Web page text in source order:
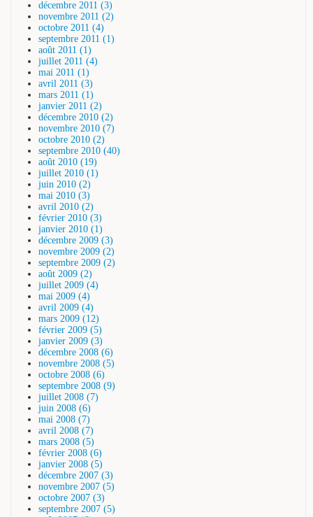
décembre 2011 (3)
novembre 2011 (2)
octobre 2011 (4)
septembre 2011 (1)
août 2011 (1)
juillet 2011 (4)
mai 2011 (1)
avril 2011 (3)
mars 2011 (1)
janvier 2011 (2)
décembre 2010 (2)
novembre 2010 (7)
octobre 2010 (2)
septembre 2010 (40)
août 2010 (19)
juillet 2010 (1)
juin 2010 (2)
mai 2010 (3)
avril 2010 (2)
février 2010 (3)
janvier 2010 (1)
décembre 2009 (3)
novembre 2009 (2)
septembre 2009 (2)
août 2009 (2)
juillet 2009 (4)
mai 2009 (4)
avril 2009 (4)
mars 2009 (12)
février 2009 (5)
janvier 2009 (3)
décembre 2008 (6)
novembre 2008 (5)
octobre 2008 (6)
septembre 2008 (9)
juillet 2008 (7)
juin 2008 (6)
mai 2008 (7)
avril 2008 (7)
mars 2008 (5)
février 2008 (6)
janvier 2008 (5)
décembre 2007 (3)
novembre 2007 (5)
octobre 2007 (3)
septembre 2007 (5)